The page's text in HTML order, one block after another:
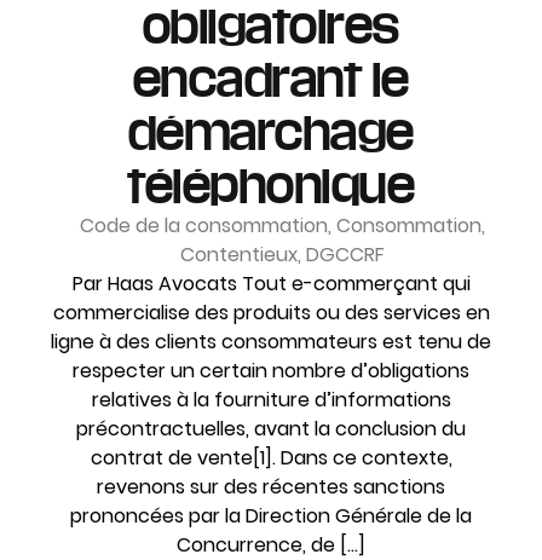
obligatoires
encadrant le
démarchage
téléphonique
Code de la consommation, Consommation,
Contentieux, DGCCRF
Par Haas Avocats Tout e-commerçant qui
commercialise des produits ou des services en
ligne à des clients consommateurs est tenu de
respecter un certain nombre d’obligations
relatives à la fourniture d’informations
précontractuelles, avant la conclusion du
contrat de vente[1]. Dans ce contexte,
revenons sur des récentes sanctions
prononcées par la Direction Générale de la
Concurrence, de […]